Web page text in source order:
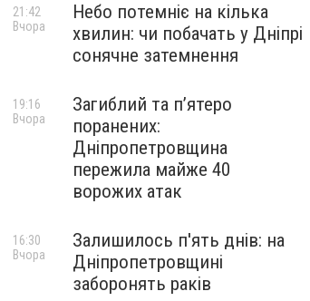
Небо потемніє на кілька
хвилин: чи побачать у Дніпрі
сонячне затемнення
21:42
Вчора
Загиблий та п’ятеро
поранених:
Дніпропетровщина
пережила майже 40
ворожих атак
19:16
Вчора
Залишилось п'ять днів: на
Дніпропетровщині
заборонять раків
16:30
Вчора